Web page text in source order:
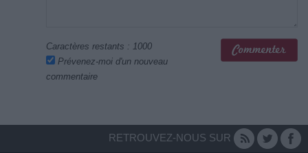
Caractères restants : 1000
Prévenez-moi d'un nouveau
commentaire
RETROUVEZ-NOUS SUR